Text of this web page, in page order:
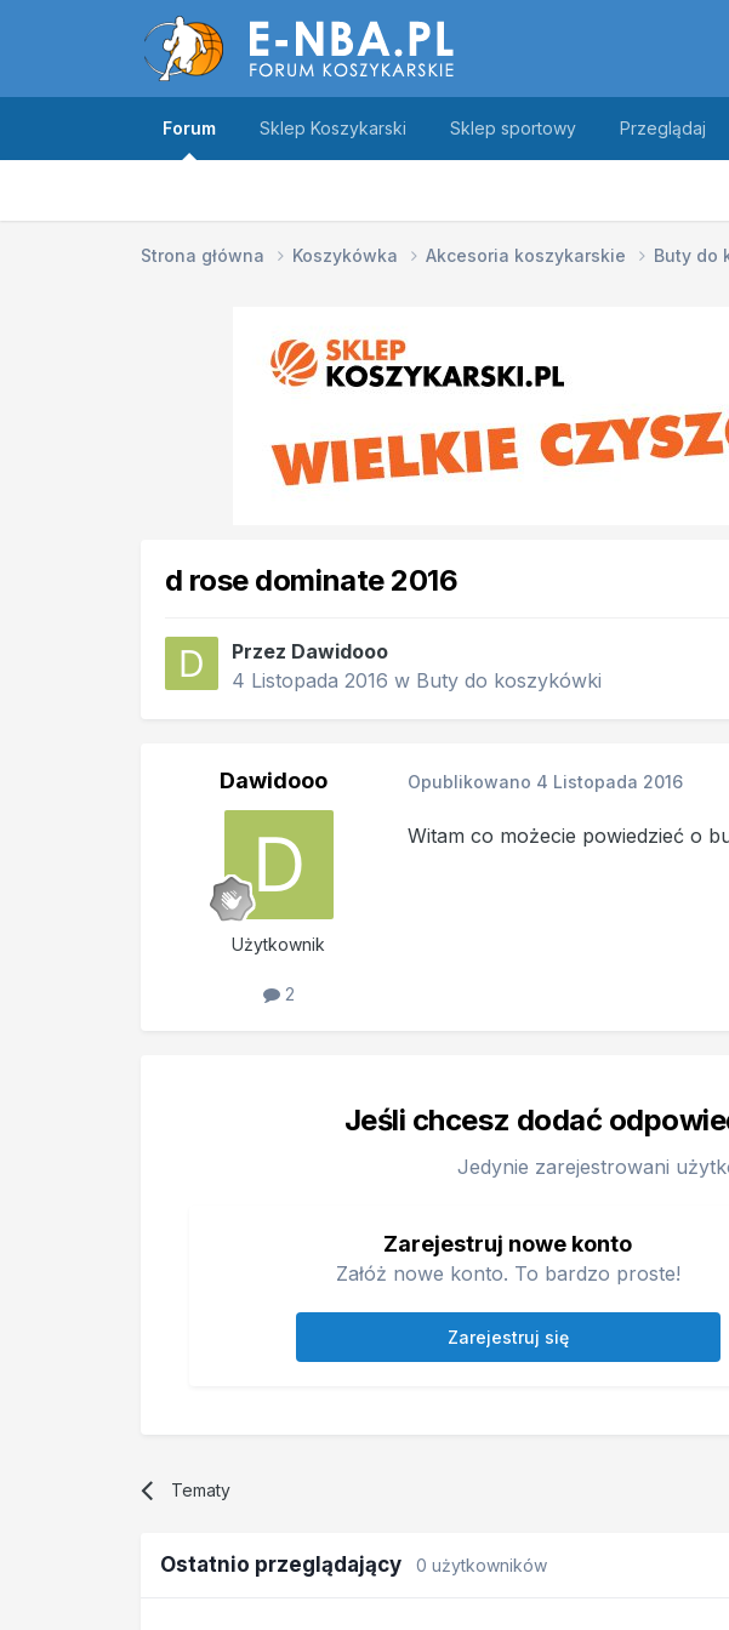
Forum Sklep Koszykarski Sklep sportowy Przeglądaj
Strona główna Koszykówka Akcesoria koszykarskie Buty do
d rose dominate 2016
Przez Dawidooo
4 Listopada 2016 w Buty do koszykówki
Dawidooo
Użytkownik
2
Opublikowano 4 Listopada 2016
Witam co możecie powiedzieć o
Jeśli chcesz dodać
Jedynie zarejestrowani
Zarejestruj nowe konto
Załóż nowe konto. To bardzo proste!
Zarejestruj się
Tematy
Ostatnio przeglądający 0 użytkowników